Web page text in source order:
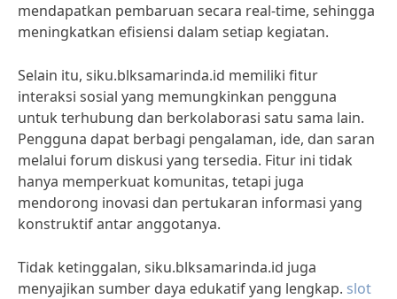
mendapatkan pembaruan secara real-time, sehingga
meningkatkan efisiensi dalam setiap kegiatan.
Selain itu, siku.blksamarinda.id memiliki fitur
interaksi sosial yang memungkinkan pengguna
untuk terhubung dan berkolaborasi satu sama lain.
Pengguna dapat berbagi pengalaman, ide, dan saran
melalui forum diskusi yang tersedia. Fitur ini tidak
hanya memperkuat komunitas, tetapi juga
mendorong inovasi dan pertukaran informasi yang
konstruktif antar anggotanya.
Tidak ketinggalan, siku.blksamarinda.id juga
menyajikan sumber daya edukatif yang lengkap. slot